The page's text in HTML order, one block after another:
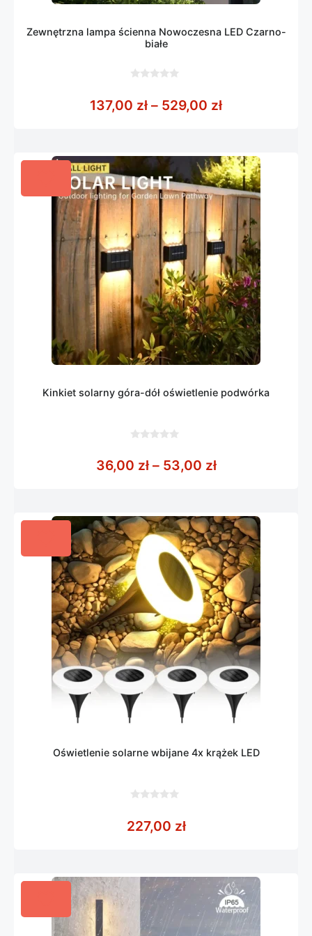
Zewnętrzna lampa ścienna Nowoczesna LED Czarno-
białe
5
137,00 zł – 529,00 złZakres cen:
Kinkiet solarny góra-dół oświetlenie podwórka
5
36,00 zł – 53,00 złZakres cen:
Oświetlenie solarne wbijane 4x krążek LED
5
227,00 zł